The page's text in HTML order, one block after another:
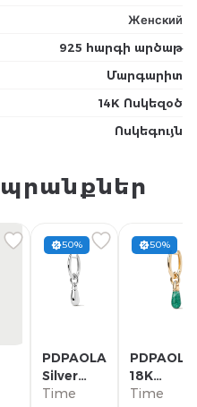
Женский
925 հարգի արծաթ
Մարգարիտ
14K Ոսկեզօծ
Ոսկեգույն
50%
PDPAOLA
Silver
Single
Time
50%
PDPAOLA
18K
Time